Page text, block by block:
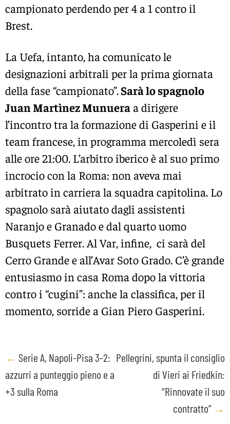
campionato perdendo per 4 a 1 contro il
Brest.
La Uefa, intanto, ha comunicato le
designazioni arbitrali per la prima giornata
della fase “campionato”.Sarà lo spagnolo
Juan Martìnez Munueraa dirigere
l’incontro tra la formazione di Gasperini e il
team francese, in programma mercoledì sera
alle ore 21:00. L’arbitro iberico è al suo primo
incrocio con la Roma: non aveva mai
arbitrato in carriera la squadra capitolina. Lo
spagnolo sarà aiutato dagli assistenti
Naranjo e Granado e dal quarto uomo
Busquets Ferrer. Al Var, infine, ci sarà del
Cerro Grande e all’Avar Soto Grado. C’è grande
entusiasmo in casa Roma dopo la vittoria
contro i “cugini”: anche la classifica, per il
momento, sorride a Gian Piero Gasperini.
Post
navigation
← Serie A, Napoli-Pisa 3-2:
azzurri a punteggio pieno e a
+3 sulla Roma
Pellegrini, spunta il consiglio
di Vieri ai Friedkin:
“Rinnovate il suo
contratto” →